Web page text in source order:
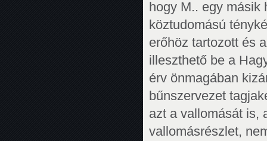
hogy M.. egy másik
köztudomású
erőhöz tartozott és
illeszthető be a
érv önmagában
bűnszervezet
azt a vallomását is,
vallomásrészlet,